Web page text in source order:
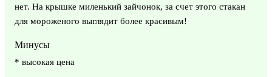
нет. На крышке миленький зайчонок, за счет этого стакан
для мороженого выглядит более красивым!
Минусы
* высокая цена